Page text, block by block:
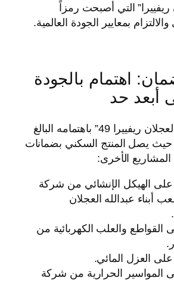
ريفييرا” التي أصبحت رمزاً
بمعايير الجودة العالمية.
اهتمام بالجودة
أبعد حد
يُعرف مشروع “العجلان ريفييرا 49” باهتمامه البالغ
حيث يصل المنتج السكني بضمانات
الأخرى:
على الهيكل الإنشائي من شركة
أبناء عبدالله العجلان
القواطع والعلب الكهربائية من
على العزل المائي.
المواسير الحرارية من شركة